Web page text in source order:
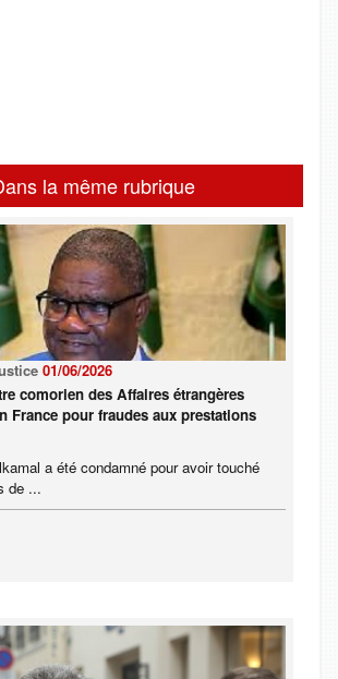
la même rubrique
01/06/2026
comorien des Affaires étrangères
France pour fraudes aux prestations
a été condamné pour avoir touché
de ...